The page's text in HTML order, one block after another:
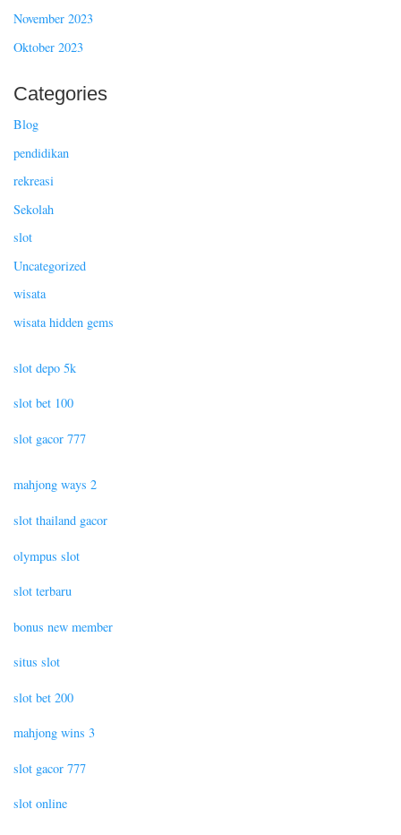
November 2023
Oktober 2023
Categories
Blog
pendidikan
rekreasi
Sekolah
slot
Uncategorized
wisata
wisata hidden gems
slot depo 5k
slot bet 100
slot gacor 777
mahjong ways 2
slot thailand gacor
olympus slot
slot terbaru
bonus new member
situs slot
slot bet 200
mahjong wins 3
slot gacor 777
slot online